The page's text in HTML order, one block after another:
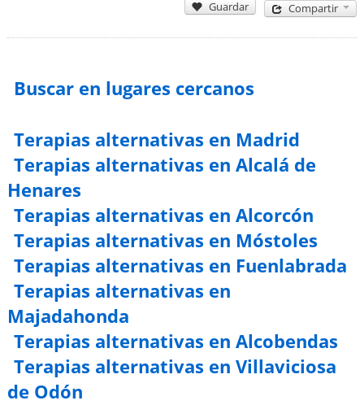
Guardar Compartir
Buscar en lugares cercanos
Terapias alternativas en Madrid
Terapias alternativas en Alcalá de
Henares
Terapias alternativas en Alcorcón
Terapias alternativas en Móstoles
Terapias alternativas en Fuenlabrada
Terapias alternativas en
Majadahonda
Terapias alternativas en Alcobendas
Terapias alternativas en Villaviciosa
de Odón